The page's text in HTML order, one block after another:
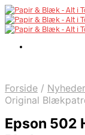
Forside / Nyheder
Original
Epson 502